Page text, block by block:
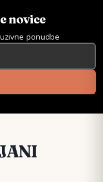
novice
ponudbe